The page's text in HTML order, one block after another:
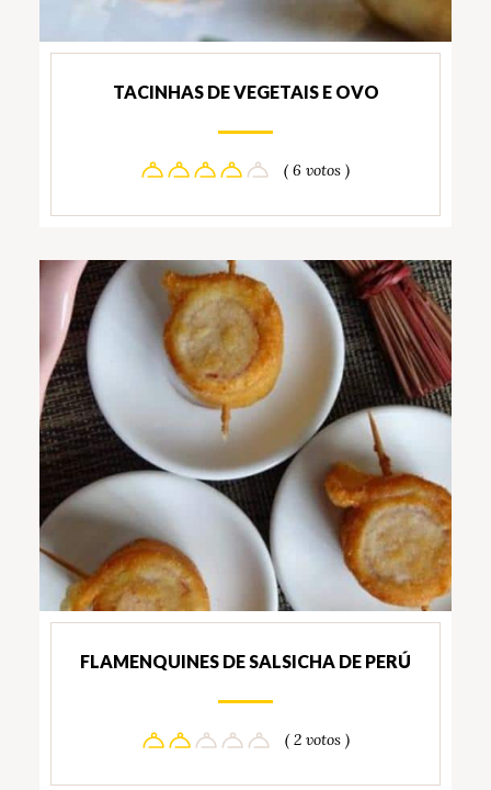
TACINHAS DE VEGETAIS E OVO
( 6 votos )
FLAMENQUINES DE SALSICHA DE PERÚ
( 2 votos )